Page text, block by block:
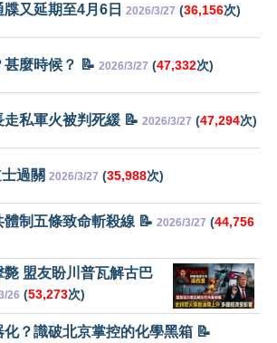
又延期至4月6日 2026/3/27 (36,156次)
麼時候？ 📝 2026/3/27 (47,332次)
私軍火被判死緩 📝 2026/3/27 (47,294次)
過關 2026/3/27 (35,988次)
制五條致命斬殺線 📝 2026/3/27 (44,756
盟友盼川普瓦解古巴
26 (53,273次)
？識破北京掌控的化學黑箱 📝